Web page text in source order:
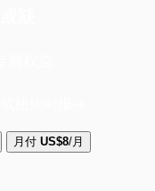
月付 US$8/月